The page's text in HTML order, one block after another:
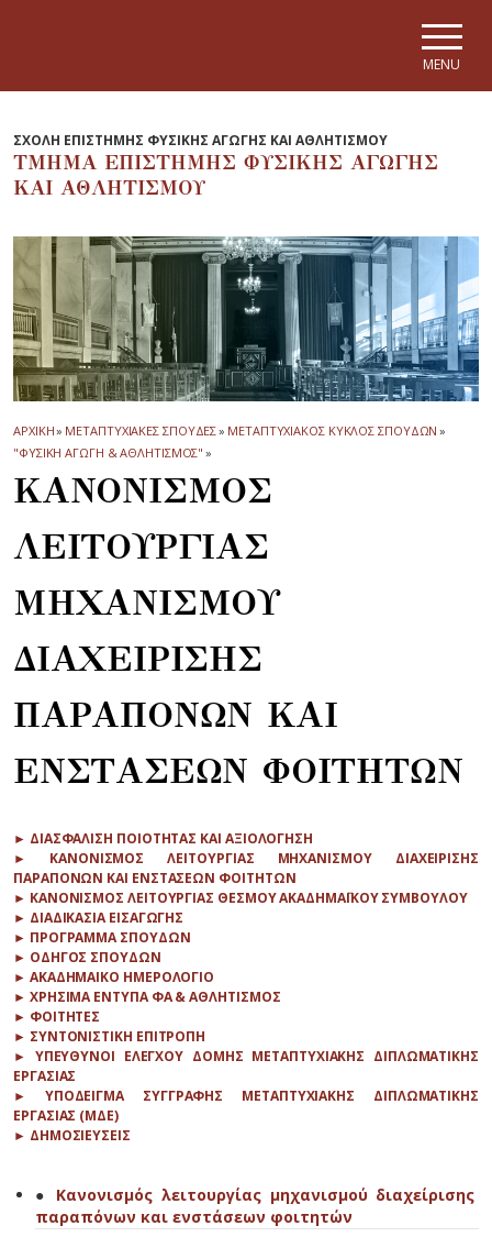
MENU
ΣΧΟΛΗ ΕΠΙΣΤΗΜΗΣ ΦΥΣΙΚΗΣ ΑΓΩΓΗΣ ΚΑΙ ΑΘΛΗΤΙΣΜΟΥ
ΤΜΗΜΑ ΕΠΙΣΤΗΜΗΣ ΦΥΣΙΚΗΣ ΑΓΩΓΗΣ
ΚΑΙ ΑΘΛΗΤΙΣΜΟΥ
ΑΡΧΙΚΗ» ΜΕΤΑΠΤΥΧΙΑΚΕΣ ΣΠΟΥΔΕΣ» ΜΕΤΑΠΤΥΧΙΑΚΟΣ ΚΥΚΛΟΣ ΣΠΟΥΔΩΝ »
"ΦΥΣΙΚΗ ΑΓΩΓΗ & ΑΘΛΗΤΙΣΜΟΣ" »
ΚΑΝΟΝΙΣΜΟΣ
ΛΕΙΤΟΥΡΓΙΑΣ
ΜΗΧΑΝΙΣΜΟΥ
ΔΙΑΧΕΙΡΙΣΗΣ
ΠΑΡΑΠΟΝΩΝ ΚΑΙ
ΕΝΣΤΑΣΕΩΝ ΦΟΙΤΗΤΩΝ
► ΔΙΑΣΦΑΛΙΣΗ ΠΟΙΟΤΗΤΑΣ ΚΑΙ ΑΞΙΟΛΟΓΗΣΗ
► ΚΑΝΟΝΙΣΜΟΣ ΛΕΙΤΟΥΡΓΙΑΣ ΜΗΧΑΝΙΣΜΟΥ ΔΙΑΧΕΙΡΙΣΗΣ
ΠΑΡΑΠΟΝΩΝ ΚΑΙ ΕΝΣΤΑΣΕΩΝ ΦΟΙΤΗΤΩΝ
► ΚΑΝΟΝΙΣΜΟΣ ΛΕΙΤΟΥΡΓΙΑΣ ΘΕΣΜΟΥ ΑΚΑΔΗΜΑΪΚΟΥ ΣΥΜΒΟΥΛΟΥ
► ΔΙΑΔΙΚΑΣΙΑ ΕΙΣΑΓΩΓΗΣ
► ΠΡΟΓΡΑΜΜΑ ΣΠΟΥΔΩΝ
► ΟΔΗΓΟΣ ΣΠΟΥΔΩΝ
► ΑΚΑΔΗΜΑΙΚΟ ΗΜΕΡΟΛΟΓΙΟ
► ΧΡΗΣΙΜΑ ΕΝΤΥΠΑ ΦΑ & ΑΘΛΗΤΙΣΜΟΣ
► ΦΟΙΤΗΤΕΣ
► ΣΥΝΤΟΝΙΣΤΙΚΗ ΕΠΙΤΡΟΠΗ
► ΥΠΕΥΘΥΝΟΙ ΕΛΕΓΧΟΥ ΔΟΜΗΣ ΜΕΤΑΠΤΥΧΙΑΚΗΣ ΔΙΠΛΩΜΑΤΙΚΗΣ
ΕΡΓΑΣΙΑΣ
► ΥΠΟΔΕΙΓΜΑ ΣΥΓΓΡΑΦΗΣ ΜΕΤΑΠΤΥΧΙΑΚΗΣ ΔΙΠΛΩΜΑΤΙΚΗΣ
ΕΡΓΑΣΙΑΣ (ΜΔΕ)
► ΔΗΜΟΣΙΕΥΣΕΙΣ
● Κανονισμός λειτουργίας μηχανισμού διαχείρισης
παραπόνων και ενστάσεων φοιτητών